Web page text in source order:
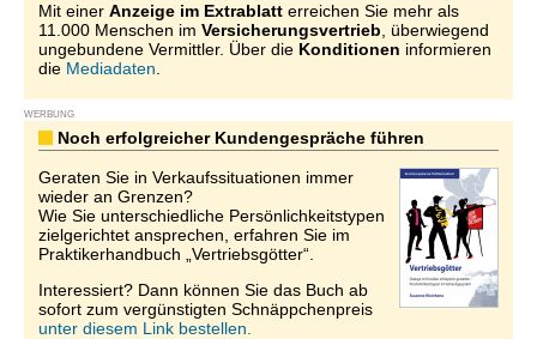
Mit einer Anzeige im Extrablatt erreichen Sie mehr als
11.000 Menschen im Versicherungsvertrieb , überwiegend
ungebundene Vermittler. Über die Konditionen informieren
die Mediadaten
WERBUNG
Noch erfolgreicher Kundengespräche führen
Geraten Sie in Verkaufssituationen immer
wieder an Grenzen?
Wie Sie unterschiedliche Persönlichkeitstypen
zielgerichtet ansprechen, erfahren Sie im
Praktikerhandbuch „Vertriebsgötter“.
Interessiert? Dann können Sie das Buch ab
sofort zum vergünstigten Schnäppchenpreis
unter diesem Link bestellen.